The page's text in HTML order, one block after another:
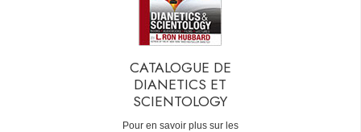
CATALOGUE DE
DIANETICS ET
SCIENTOLOGY
Pour en savoir plus sur les